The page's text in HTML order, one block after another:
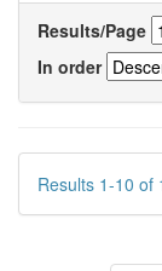
Results/Page
In order
Results 1-10 of